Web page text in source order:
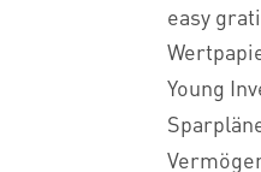
easy
Young